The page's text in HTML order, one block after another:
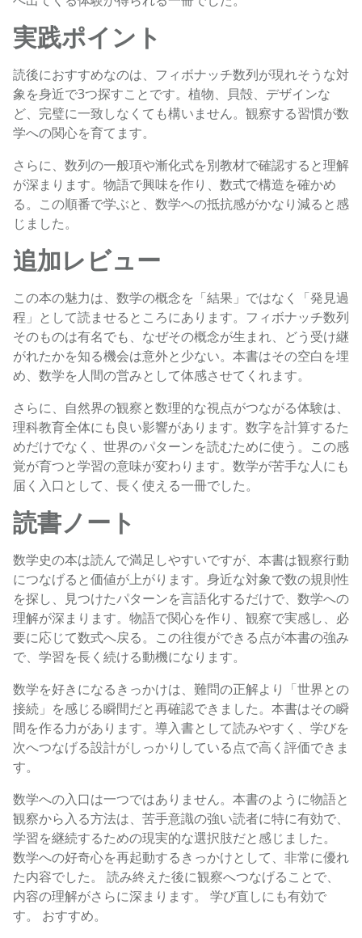
実践ポイント
読後におすすめなのは、フィボナッチ数列が現れそうな対
象を身近で3つ探すことです。植物、貝殻、デザインな
ど、完璧に一致しなくても構いません。観察する習慣が数
学への関心を育てます。
さらに、数列の一般項や漸化式を別教材で確認すると理解
が深まります。物語で興味を作り、数式で構造を確かめ
る。この順番で学ぶと、数学への抵抗感がかなり減ると感
じました。
追加レビュー
この本の魅力は、数学の概念を「結果」ではなく「発見過
程」として読ませるところにあります。フィボナッチ数列
そのものは有名でも、なぜその概念が生まれ、どう受け継
がれたかを知る機会は意外と少ない。本書はその空白を埋
め、数学を人間の営みとして体感させてくれます。
さらに、自然界の観察と数理的な視点がつながる体験は、
理科教育全体にも良い影響があります。数字を計算するた
めだけでなく、世界のパターンを読むために使う。この感
覚が育つと学習の意味が変わります。数学が苦手な人にも
届く入口として、長く使える一冊でした。
読書ノート
数学史の本は読んで満足しやすいですが、本書は観察行動
につなげると価値が上がります。身近な対象で数の規則性
を探し、見つけたパターンを言語化するだけで、数学への
理解が深まります。物語で関心を作り、観察で実感し、必
要に応じて数式へ戻る。この往復ができる点が本書の強み
で、学習を長く続ける動機になります。
数学を好きになるきっかけは、難問の正解より「世界との
接続」を感じる瞬間だと再確認できました。本書はその瞬
間を作る力があります。導入書として読みやすく、学びを
次へつなげる設計がしっかりしている点で高く評価できま
す。
数学への入口は一つではありません。本書のように物語と
観察から入る方法は、苦手意識の強い読者に特に有効で、
学習を継続するための現実的な選択肢だと感じました。
数学への好奇心を再起動するきっかけとして、非常に優れ
た内容でした。 読み終えた後に観察へつなげることで、
内容の理解がさらに深まります。 学び直しにも有効で
す。 おすすめ。